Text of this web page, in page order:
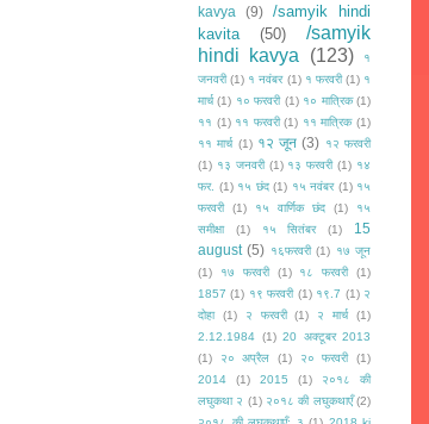
kavya
(9)
/samyik hindi
kavita
(50)
/samyik
hindi kavya
(123)
१
जनवरी (1) १ नवंबर (1) १ फरवरी (1) १
मार्च (1) १० फरवरी (1) १० मात्रिक (1)
११ (1) ११ फरवरी (1) ११ मात्रिक (1)
११ मार्च (1) १२ जून (3) १२ फरवरी
(1) १३ जनवरी (1) १३ फरवरी (1) १४
फर. (1) १५ छंद (1) १५ नवंबर (1) १५
फरवरी
(1) १५ वार्णिक छंद (1)
१५
समीक्षा
(1) १५ सितंबर (1)
15
august (5) १६फरवरी (1) १७ जून
(1)
१७ फरवरी (1) १८ फरवरी
(1)
1857 (1) १९ फरवरी (1) १९.7 (1) २
दोहा
(1) २ फरवरी (1) २ मार्च
(1)
2.12.1984 (1) 20 अक्टूबर 2013
(1)
२० अप्रैल (1) २० फरवरी
(1)
2014
(1) 2015 (1)
२०१८ की
लघुकथा २ (1) २०१८ की लघुकथाएँ (2)